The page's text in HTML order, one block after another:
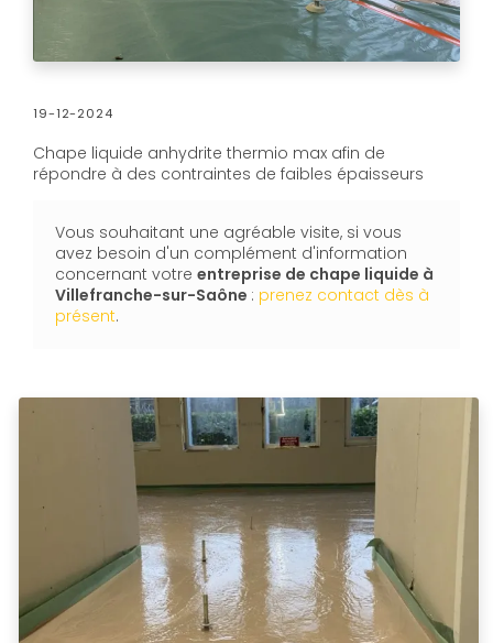
19-12-2024
Chape liquide anhydrite thermio max afin de
répondre à des contraintes de faibles épaisseurs
Vous souhaitant une agréable visite, si vous
avez besoin d'un complément d'information
concernant votre entreprise de chape liquide à
Villefranche-sur-Saône : prenez contact dès à
présent.